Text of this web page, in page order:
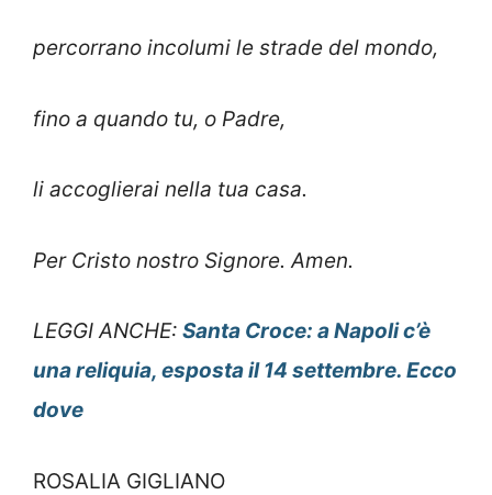
percorrano incolumi le strade del mondo,
fino a quando tu, o Padre,
li accoglierai nella tua casa.
Per Cristo nostro Signore. Amen.
LEGGI ANCHE: Santa Croce: a Napoli c’è
una reliquia, esposta il 14 settembre. Ecco
dove
ROSALIA GIGLIANO